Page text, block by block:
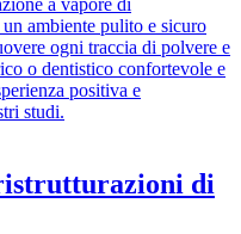
a vapore di
ambiente pulito e sicuro
ogni traccia di polvere e
o dentistico confortevole e
positiva e
studi.
di